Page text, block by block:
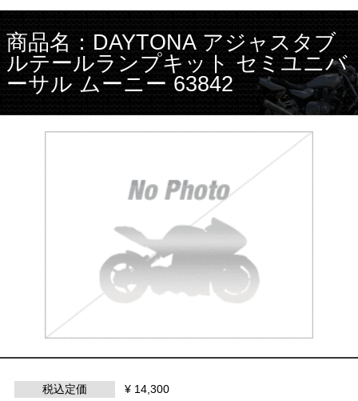
商品名：DAYTONA アジャスタブ
ルテールランプキット セミユニバ
ーサル ムーニー 63842
税込定価 ¥ 14,300